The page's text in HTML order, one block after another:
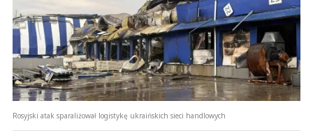
Rosyjski atak sparaliżował logistykę ukraińskich sieci handlowych